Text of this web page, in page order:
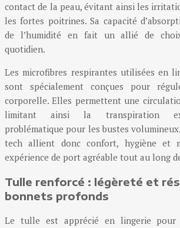
contact de la peau, évitant ainsi les
les fortes poitrines. Sa capacité
de l’humidité en fait un allié de
quotidien.
Les microfibres respirantes utilisées en
sont spécialement conçues pour
corporelle. Elles permettent une
limitant ainsi la transpiration
problématique pour les bustes
tech allient donc confort, hygiène et
expérience de port agréable tout au long
Tulle renforcé : légèreté et
bonnets profonds
Le tulle est apprécié en lingerie